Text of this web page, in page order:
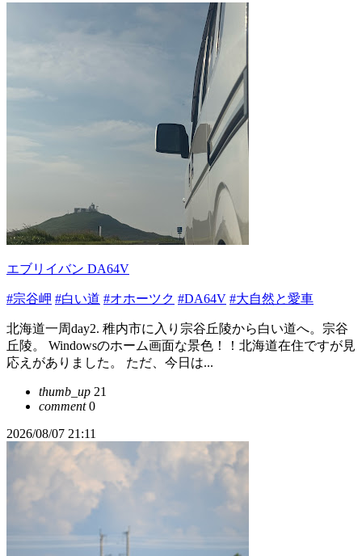
エブリイバン DA64V
#宗谷岬 #白い道 #オホーツク #DA64V #大自然と愛車
北海道一周day2. 稚内市に入り宗谷丘陵から白い道へ。宗谷
丘陵。 Windowsのホーム画面な景色！！北海道在住ですが見
応えがありました。 ただ、今日は...
thumb_up 21
comment0
2026/08/07 21:11